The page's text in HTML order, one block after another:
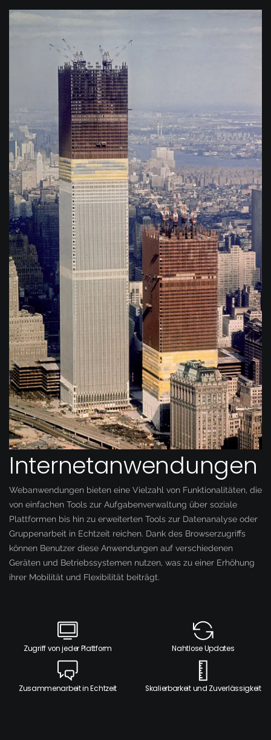
Internetanwendungen
Webanwendungen bieten eine Vielzahl von Funktionalitäten, die
von einfachen Tools zur Aufgabenverwaltung über soziale
Plattformen bis hin zu erweiterten Tools zur Datenanalyse oder
Gruppenarbeit in Echtzeit reichen. Dank des Browserzugriffs
können Benutzer diese Anwendungen auf verschiedenen
Geräten und Betriebssystemen nutzen, was zu einer Erhöhung
ihrer Mobilität und Flexibilität beiträgt.
Zugriff von jeder Plattform Nahtlose Updates
Zusammenarbeit in Echtzeit Skalierbarkeit und Zuverlässigkeit